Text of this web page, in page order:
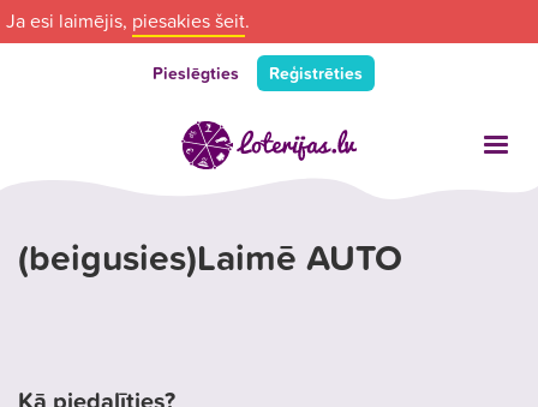
Ja esi laimējis, piesakies šeit.
Pieslēgties Reģistrēties
(beigusies)Laimē AUTO